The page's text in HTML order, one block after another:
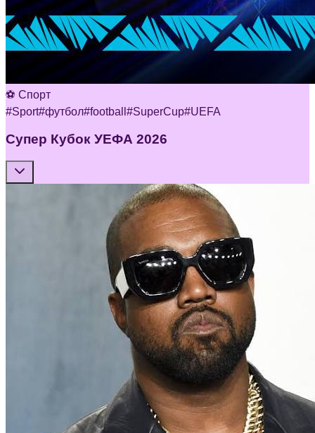
⚽ Спорт
#Sport#футбол#football #SuperCup#UEFA
Супер Кубок УЕФА 2026